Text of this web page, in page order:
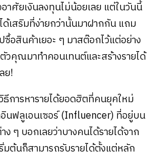
าศัยเงินลงทุนไม่น้อยเลย แต่ในวันนี้
ด้เสริมที่ง่ายกว่านั้นมาฝากกัน แถม
อสินค้าเยอะ ๆ มาสต๊อกไว้แต่อย่าง
คุณมาทำคอนเทนต์และสร้างรายได้
ย!
การหารายได้ยอดฮิตที่คนยุคใหม่
นฟลูเอนเซอร์ (Influencer) ที่อยู่บน
ง ๆ บอกเลยว่าบางคนได้รายได้จาก
ต้นก็สามารถรับรายได้ตั้งแต่หลัก